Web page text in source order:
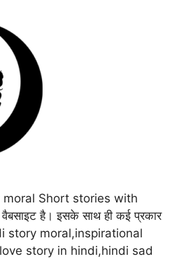
Short stories with
है। इसके साथ ही कई प्रकार
story moral,inspirational
story in hindi,hindi sad